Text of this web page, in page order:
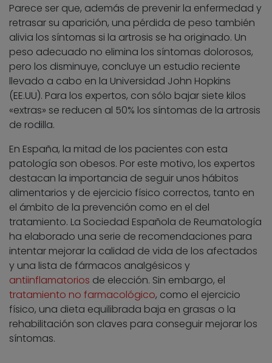
Parece ser que, además de prevenir la enfermedad y
retrasar su aparición, una pérdida de peso también
alivia los síntomas si la artrosis se ha originado. Un
peso adecuado no elimina los síntomas dolorosos,
pero los disminuye, concluye un estudio reciente
llevado a cabo en la Universidad John Hopkins
(EE.UU). Para los expertos, con sólo bajar siete kilos
«extras» se reducen al 50% los síntomas de la artrosis
de rodilla.
En España, la mitad de los pacientes con esta
patología son obesos. Por este motivo, los expertos
destacan la importancia de seguir unos hábitos
alimentarios y de ejercicio físico correctos, tanto en
el ámbito de la prevención como en el del
tratamiento. La Sociedad Española de Reumatología
ha elaborado una serie de recomendaciones para
intentar mejorar la calidad de vida de los afectados
y una lista de fármacos analgésicos y
antiinflamatorios de elección. Sin embargo, el
tratamiento no farmacológico, como el ejercicio
físico, una dieta equilibrada baja en grasas o la
rehabilitación son claves para conseguir mejorar los
síntomas.